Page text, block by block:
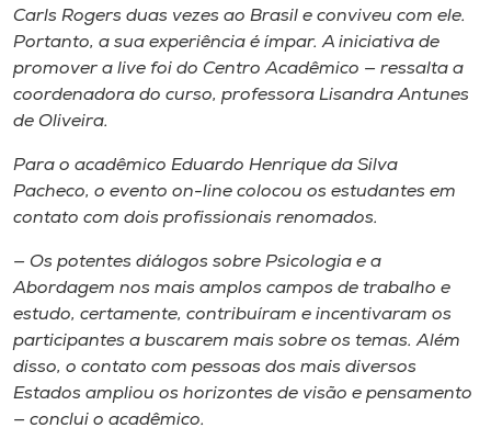
Carls Rogers duas vezes ao Brasil e conviveu com ele.
Portanto, a sua experiência é ímpar. A iniciativa de
promover a live foi do Centro Acadêmico — ressalta a
coordenadora do curso, professora Lisandra Antunes
de Oliveira.
Para o acadêmico Eduardo Henrique da Silva
Pacheco, o evento on-line colocou os estudantes em
contato com dois profissionais renomados.
— Os potentes diálogos sobre Psicologia e a
Abordagem nos mais amplos campos de trabalho e
estudo, certamente, contribuíram e incentivaram os
participantes a buscarem mais sobre os temas. Além
disso, o contato com pessoas dos mais diversos
Estados ampliou os horizontes de visão e pensamento
— conclui o acadêmico.